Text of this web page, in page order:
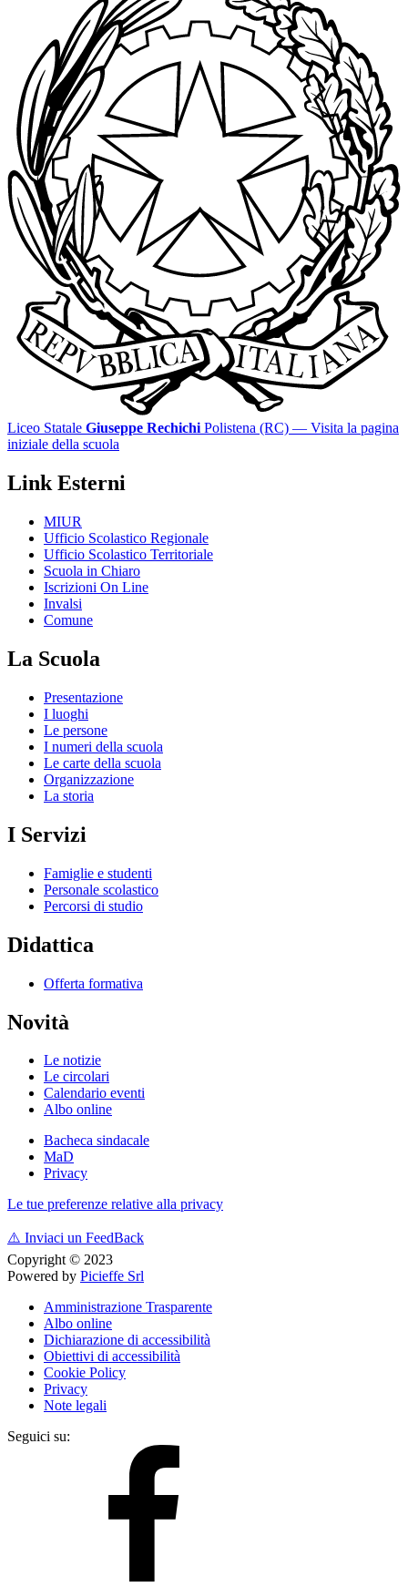
Liceo Statale Giuseppe Rechichi Polistena (RC) — Visita la pagina
iniziale della scuola
Link Esterni
MIUR
Ufficio Scolastico Regionale
Ufficio Scolastico Territoriale
Scuola in Chiaro
Iscrizioni On Line
Invalsi
Comune
La Scuola
Presentazione
I luoghi
Le persone
I numeri della scuola
Le carte della scuola
Organizzazione
La storia
I Servizi
Famiglie e studenti
Personale scolastico
Percorsi di studio
Didattica
Offerta formativa
Novità
Le notizie
Le circolari
Calendario eventi
Albo online
Bacheca sindacale
MaD
Privacy
Le tue preferenze relative alla privacy
⚠️ Inviaci un FeedBack
Copyright © 2023
Powered by Picieffe Srl
Amministrazione Trasparente
Albo online
Dichiarazione di accessibilità
Obiettivi di accessibilità
Cookie Policy
Privacy
Note legali
Seguici su: